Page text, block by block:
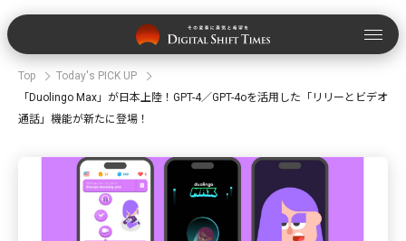
Top
Today's PICK UP
「Duolingo Max」が日本上陸！GPT-4／GPT-4oを活用した「リリーとビデオ
通話」機能が新たに登場！